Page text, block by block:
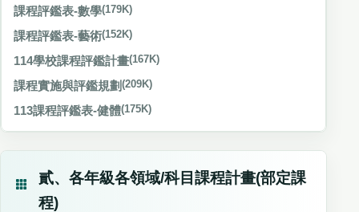
課程評鑑表-數學(179K)
課程評鑑表-藝術(152K)
114學校課程評鑑計畫(167K)
課程實施與評鑑規劃 (209K)
113課程評鑑表-健體(175K)
貳、各年級各領域/科目課程計畫(部定課
程)